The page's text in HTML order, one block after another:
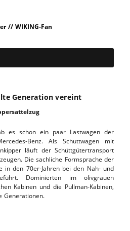
Generation vereint
es schon ein paar Lastwagen der
Benz. Als Schuttwagen mit
läuft der Schüttgütertransport
Die sachliche Formsprache der
in den 70er-Jahren bei den Nah- und
Dominierten im olivgrauen
Kabinen und die Pullman-Kabinen,
Generationen.